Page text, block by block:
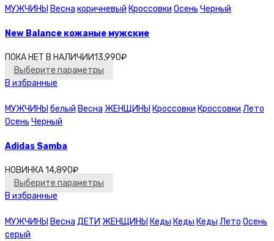
МУЖЧИНЫ Весна коричневый Кроссовки Осень Черный
New Balance кожаные мужские
ПОКА НЕТ В НАЛИЧИИ13,990₽
Выберите параметры
В избранные
МУЖЧИНЫ белый Весна ЖЕНЩИНЫ Кроссовки Кроссовки Лето
Осень Черный
Adidas Samba
НОВИНКА14,890₽
Выберите параметры
В избранные
МУЖЧИНЫ Весна ДЕТИ ЖЕНЩИНЫ Кеды Кеды Кеды Лето Осень
серый